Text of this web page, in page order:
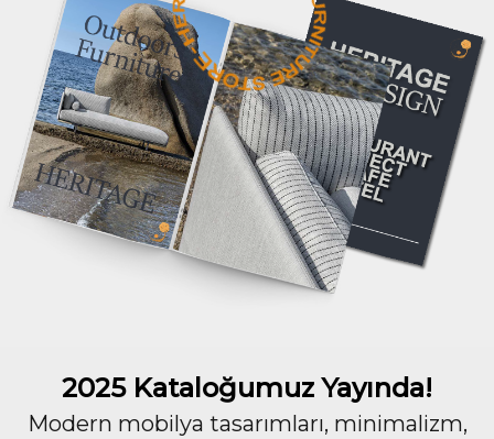
2025 Kataloğumuz Yayında!
Modern mobilya tasarımları, minimalizm,